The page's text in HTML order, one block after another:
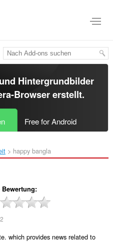
Hintergrundbilder
Browsererstellt.
Free for Android
happy bangla‎
Bewertung
2
which provides news related to